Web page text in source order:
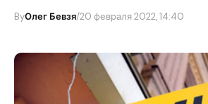
ByОлег Бевзя/20 февраля 2022, 14:40